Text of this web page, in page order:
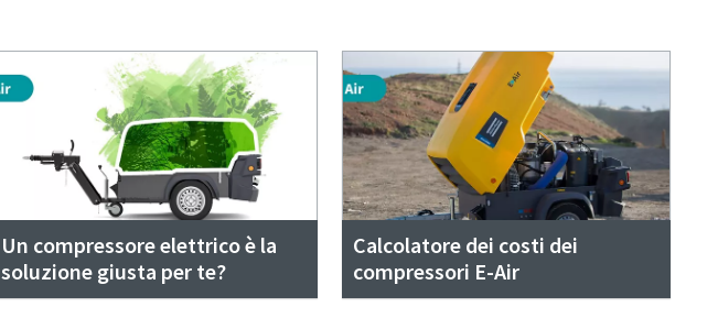
Un compressore elettrico è la
soluzione giusta per te?
Calcolatore dei costi dei
compressori E-Air